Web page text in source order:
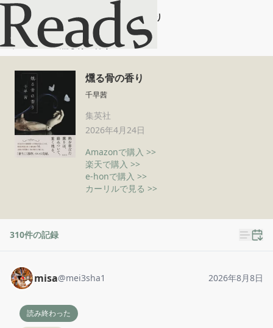
燻る骨の香り
ホーム 燻る骨の香り
燻る骨の香り
千早茜
集英社
2026年4月24日
Amazonで購入 >>
楽天で購入 >>
e-honで購入 >>
カーリルで見る >>
310件の記録
misa@mei3sha1 2026年8月8日
読み終わった